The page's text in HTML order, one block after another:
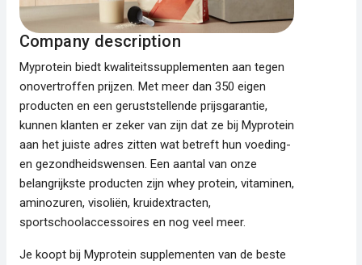
Company description
Myprotein biedt kwaliteitssupplementen aan tegen
onovertroffen prijzen. Met meer dan 350 eigen
producten en een geruststellende prijsgarantie,
kunnen klanten er zeker van zijn dat ze bij Myprotein
aan het juiste adres zitten wat betreft hun voeding-
en gezondheidswensen. Een aantal van onze
belangrijkste producten zijn whey protein, vitaminen,
aminozuren, visoliën, kruidextracten,
sportschoolaccessoires en nog veel meer.
Je koopt bij Myprotein supplementen van de beste